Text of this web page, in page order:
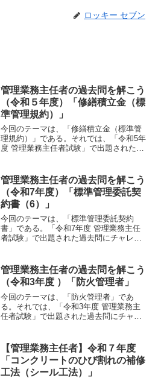
ロッキー セブン
管理業務主任者の過去問を解こう
（令和５年度）「修繕積立金（標
準管理規約）」
今回のテーマは、「修繕積立金（標準管
理規約）」である。それでは、「令和5年
度 管理業務主任者試験」で出題された過
【問 27】 次の記述のうち、標準管理
規約（単棟型）...
管理業務主任者の過去問を解こう
（令和7年度）「標準管理委託契
約書（6）」
今回のテーマは、「標準管理委託契約
書」である。「令和7年度 管理業務主任
者試験」で出題された過去問にチャレン
のうち、標準管理委託契約書によれば、
最も不適切な...
管理業務主任者の過去問を解こう
（令和3年度 ）「防火管理者」
今回のテーマは、「防火管理者」であ
る。それでは、「令和3年度 管理業務主
任者試験」で出題された過去問にチャレ
理者に関する次の記述のうち、消防法に
よれば、最も不適...
【管理業務主任者】令和７年度
「コンクリートのひび割れの補修
工法（シール工法）」